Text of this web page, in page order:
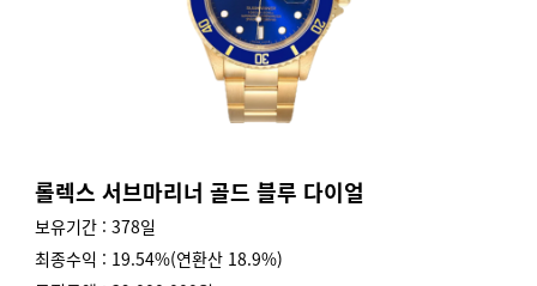
롤렉스 서브마리너 골드 블루 다이얼
보유기간 : 378일
최종수익 : 19.54%(연환산 18.9%)